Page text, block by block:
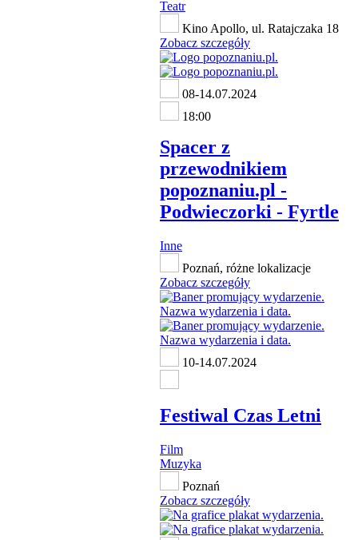
Teatr
Kino Apollo, ul. Ratajczaka 18
Zobacz szczegóły
08-14.07.2024
18:00
Spacer z
przewodnikiem
popoznaniu.pl -
Podwieczorki - Fyrtle
Inne
Poznań, różne lokalizacje
Zobacz szczegóły
10-14.07.2024
Festiwal Czas Letni
Film
Muzyka
Poznań
Zobacz szczegóły